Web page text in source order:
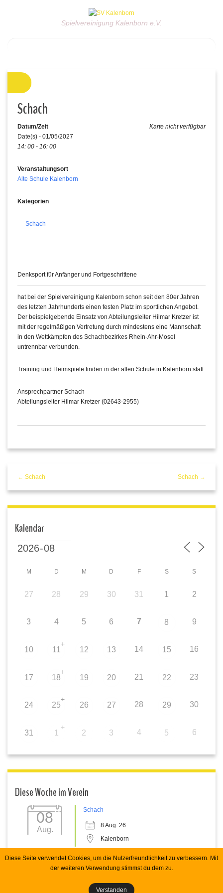
Spielvereinigung Kalenborn e.V.
Schach
Karte nicht verfügbar
Datum/Zeit
Date(s) - 01/05/2027
14: 00 - 16: 00
Veranstaltungsort
Alte Schule Kalenborn
Kategorien
Schach
Denksport für Anfänger und Fortgeschrittene
hat bei der Spielvereinigung Kalenborn schon seit den 80er Jahren
des letzten Jahrhunderts einen festen Platz im sportlichen Angebot.
Der beispielgebende Einsatz von Abteilungsleiter Hilmar Kretzer ist
mit der regelmäßigen Vertretung durch mindestens eine Mannschaft
in den Wettkämpfen des Schachbezirkes Rhein-Ahr-Mosel
untrennbar verbunden.
Training und Heimspiele finden in der alten Schule in Kalenborn statt.
Ansprechpartner Schach
Abteilungsleiter Hilmar Kretzer (02643-2955)
← Schach Schach →
Kalendar
M D M D F S S
27 28 29 30 31 1 2
3 4 5 6 7 8 9
10 11
+
12 13 14 15 16
17 18
+
19 20 21 22 23
24 25
+
26 27 28 29 30
31 1
+
2 3 4 5 6
Diese Woche im Verein
08
Aug.
Schach
8 Aug. 26
Kalenborn
Copyright 2026 Spvgg Kalenborn e.V. RHecker
Diese Seite verwendet Cookies, um die Nutzerfreundlichkeit zu verbessern. Mit
der weiteren Verwendung stimmst du dem zu.
Verstanden